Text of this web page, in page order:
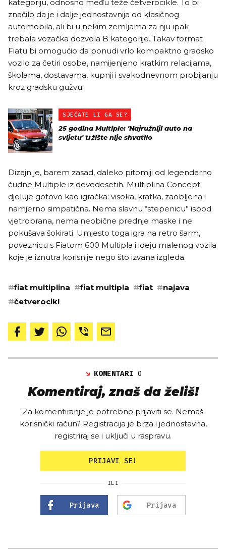
kategoriju, odnosno među teže četverocikle. To bi
značilo da je i dalje jednostavnija od klasičnog
automobila, ali bi u nekim zemljama za nju ipak
trebala vozačka dozvola B kategorije. Takav format
Fiatu bi omogućio da ponudi vrlo kompaktno gradsko
vozilo za četiri osobe, namijenjeno kratkim relacijama,
školama, dostavama, kupnji i svakodnevnom probijanju
kroz gradsku gužvu.
SJEĆATE LI GA SE?
25 godina Multiple: 'Najružniji auto na
svijetu' tržište nije shvatilo
Dizajn je, barem zasad, daleko pitomiji od legendarno
čudne Multiple iz devedesetih. Multiplina Concept
djeluje gotovo kao igračka: visoka, kratka, zaobljena i
namjerno simpatična. Nema slavnu “stepenicu” ispod
vjetrobrana, nema neobične prednje maske i ne
pokušava šokirati. Umjesto toga igra na retro šarm,
poveznicu s Fiatom 600 Multipla i ideju malenog vozila
koje je iznutra korisnije nego što izvana izgleda.
#fiat multiplina #fiat multipla #fiat #najava
#četverocikl
KOMENTARI0
Komentiraj, znaš da želiš!
Za komentiranje je potrebno prijaviti se. Nemaš
korisnički račun? Registracija je brza i jednostavna,
registriraj se i uključi u raspravu.
PRIJAVI SE!
ILI
Prijava Prijava